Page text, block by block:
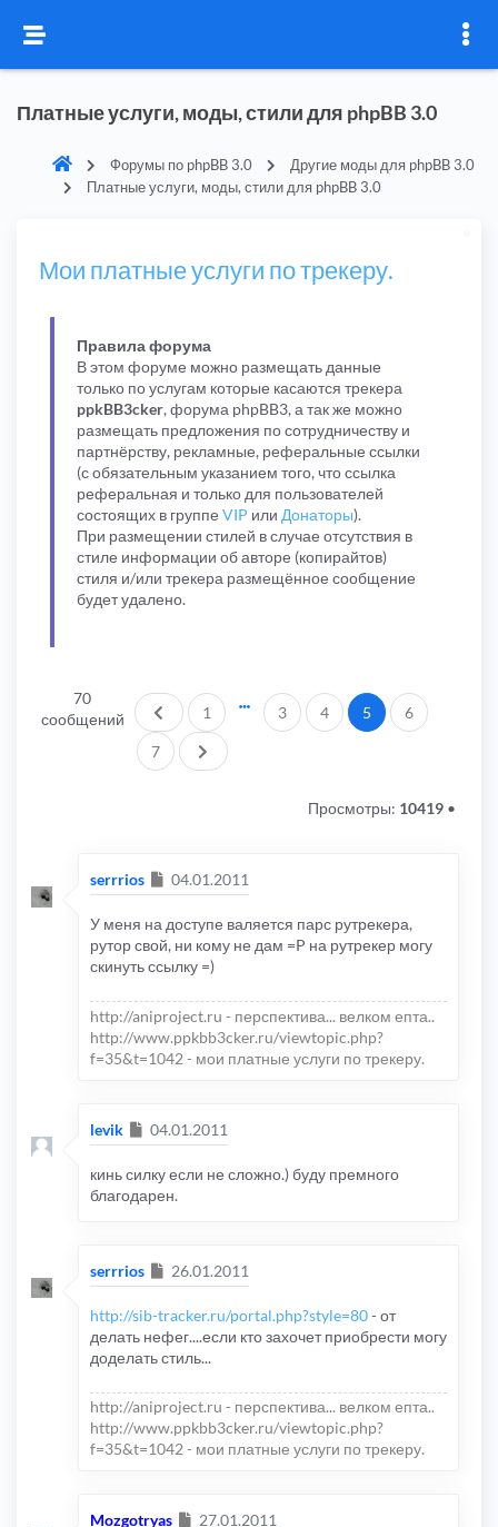
Платные услуги, моды, стили для phpBB 3.0
Форумы по phpBB 3.0
Другие моды для phpBB 3.0
Платные услуги, моды, стили для phpBB 3.0
Мои платные услуги по трекеру.
Правила форума
В этом форуме можно размещать данные
только по услугам которые касаются трекера
ppkBB3cker, форума phpBB3, а так же можно
размещать предложения по сотрудничеству и
партнёрству, рекламные, реферальные ссылки
(с обязательным указанием того, что ссылка
реферальная и только для пользователей
состоящих в группе VIP или Донаторы).
При размещении стилей в случае отсутствия в
стиле информации об авторе (копирайтов)
стиля и/или трекера размещённое сообщение
будет удалено.
70
сообщений
Пред.
1 3 4 5 6
7 След.
Просмотры: 10419 •
serrrios Сообщение
04.01.2011
У меня на доступе валяется парс рутрекера,
рутор свой, ни кому не дам =P на рутрекер могу
скинуть ссылку =)
http://aniproject.ru - перспектива... велком епта..
http://www.ppkbb3cker.ru/viewtopic.php?
f=35&t=1042 - мои платные услуги по трекеру.
levik Сообщение
04.01.2011
кинь силку если не сложно.) буду премного
благодарен.
serrrios Сообщение
26.01.2011
http://sib-tracker.ru/portal.php?style=80- от
делать нефег....если кто захочет приобрести могу
доделать стиль...
http://aniproject.ru - перспектива... велком епта..
http://www.ppkbb3cker.ru/viewtopic.php?
f=35&t=1042 - мои платные услуги по трекеру.
Mozgotryas Сообщение
27.01.2011